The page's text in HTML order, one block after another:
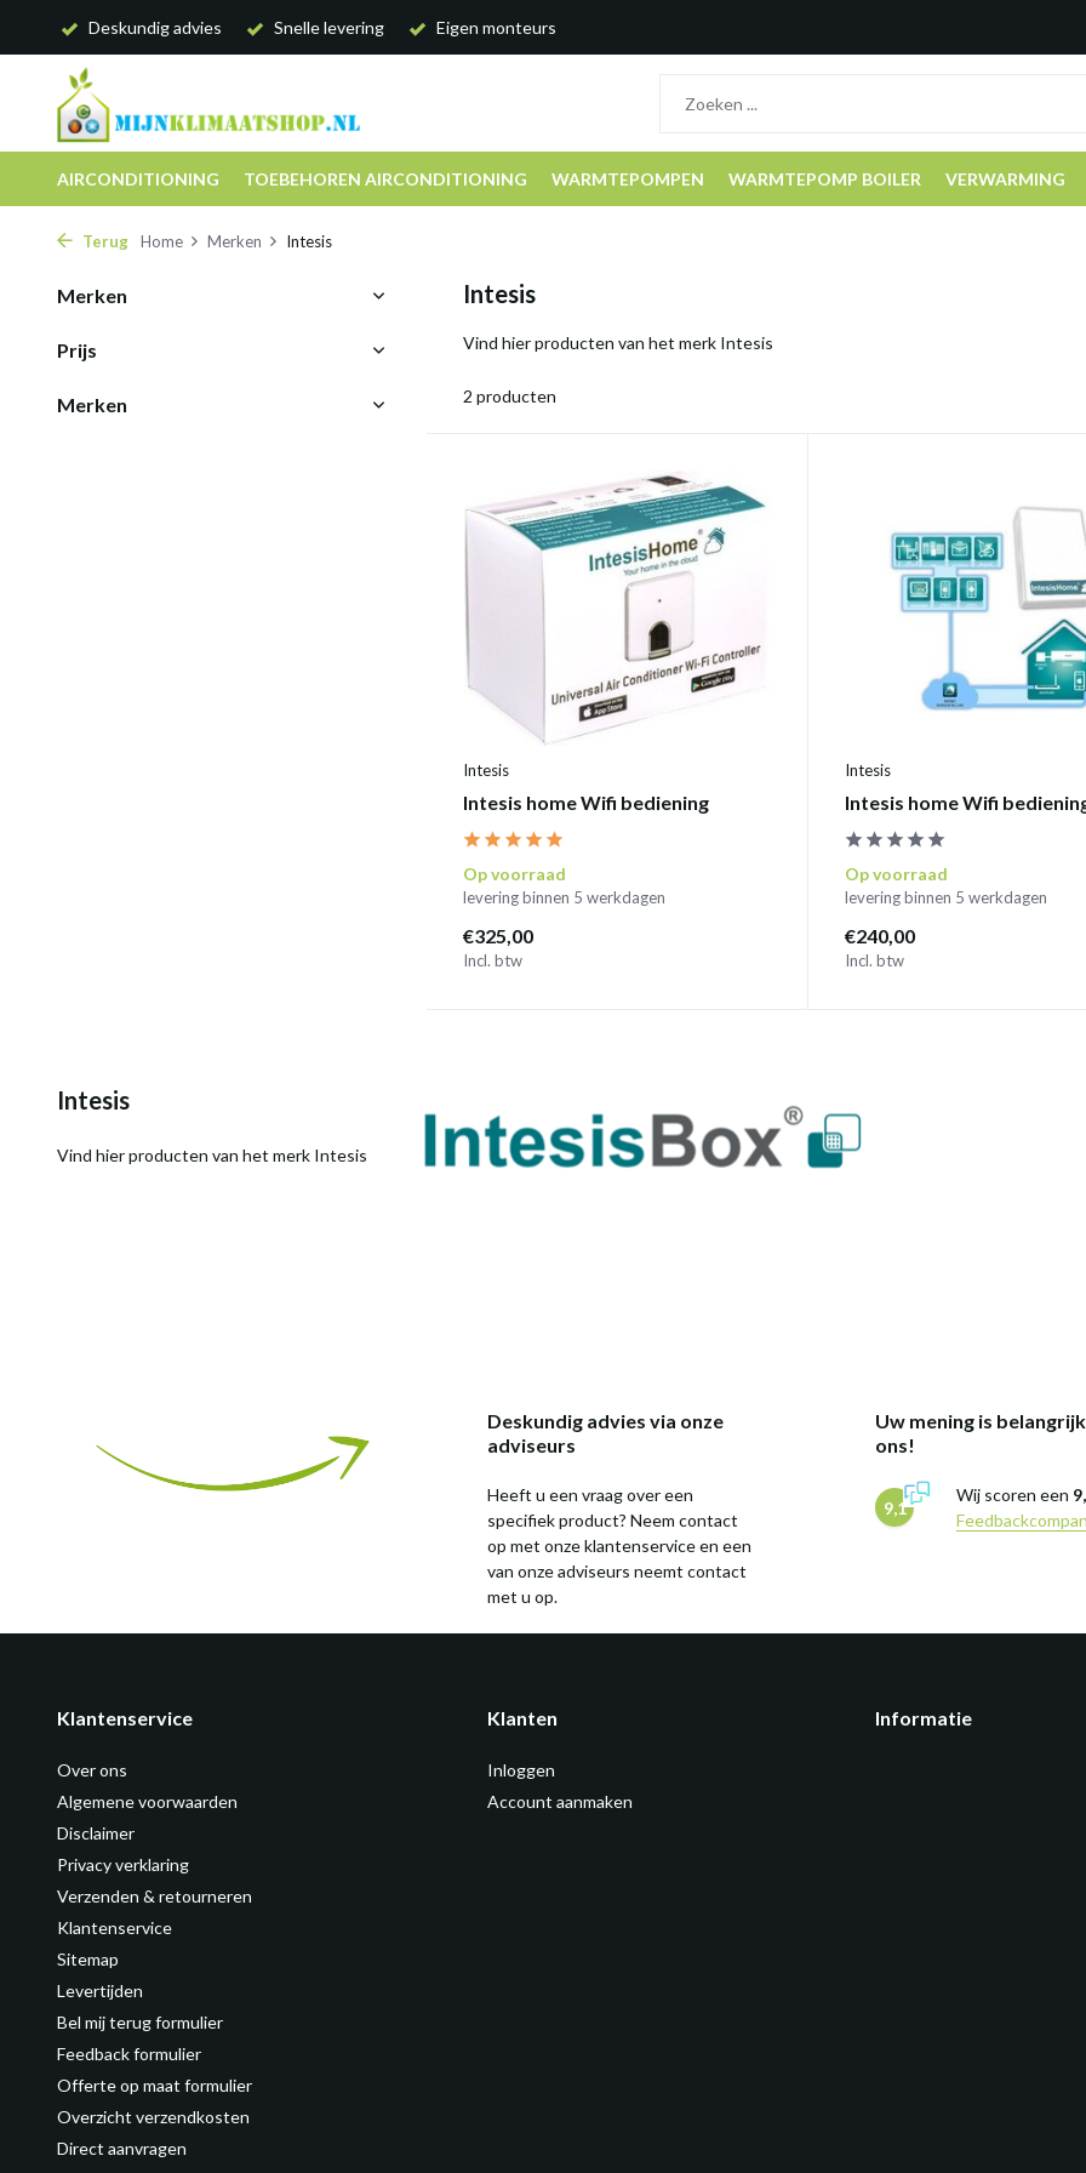
Deskundig advies Snelle levering Eigen monteurs
AIRCONDITIONING TOEBEHOREN AIRCONDITIONING WARMTEPOMPEN WARMTEPOMP BOILER VERWARMING
Terug Home Merken Intesis
Merken
Prijs
Merken
Intesis
Vind hier producten van het merk Intesis
2 producten
Intesis
Intesis home Wifi bediening
Op voorraad
levering binnen 5 werkdagen
€325,00
Incl. btw
Intesis
Intesis home Wifi
Op voorraad
levering binnen 5 werkdagen
€240,00
Incl. btw
Intesis
Vind hier producten van het merk Intesis
Deskundig advies via onze
adviseurs
Heeft u een vraag over een
specifiek product? Neem contact
op met onze klantenservice en een
van onze adviseurs neemt contact
met u op.
Uw mening is
ons!
9,1
Wij scoren een
Klantenservice
Over ons
Algemene voorwaarden
Disclaimer
Privacy verklaring
Verzenden & retourneren
Klantenservice
Sitemap
Levertijden
Bel mij terug formulier
Feedback formulier
Offerte op maat formulier
Overzicht verzendkosten
Direct aanvragen
Klanten
Inloggen
Account aanmaken
Informatie